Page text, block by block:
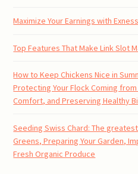
Maximize Your Earnings with
Top Features That Make Link Slot
How to Keep Chickens Nice in
Protecting Your Flock Coming
Comfort, and Preserving Healthy
Seeding Swiss Chard: The
Greens, Preparing Your Garden,
Fresh Organic Produce